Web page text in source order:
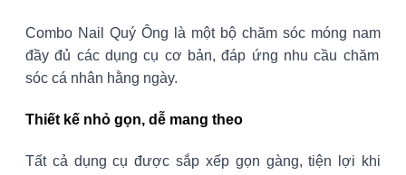
Combo Nail Quý Ông là một bộ chăm sóc móng nam
đầy đủ các dụng cụ cơ bản, đáp ứng nhu cầu chăm
sóc cá nhân hằng ngày.
Thiết kế nhỏ gọn, dễ mang theo
Tất cả dụng cụ được sắp xếp gọn gàng, tiện lợi khi